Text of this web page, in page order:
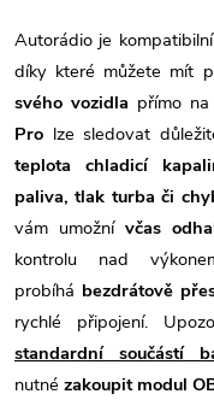
Autorádio je
díky které můžete mít
svého vozidla přímo
Pro lze sledovat
teplota chladicí
paliva, tlak turba či
vám umožní včas
kontrolu nad
probíhá bezdrátově
rychlé připojení.
standardní součástí
nutné zakoupit modul